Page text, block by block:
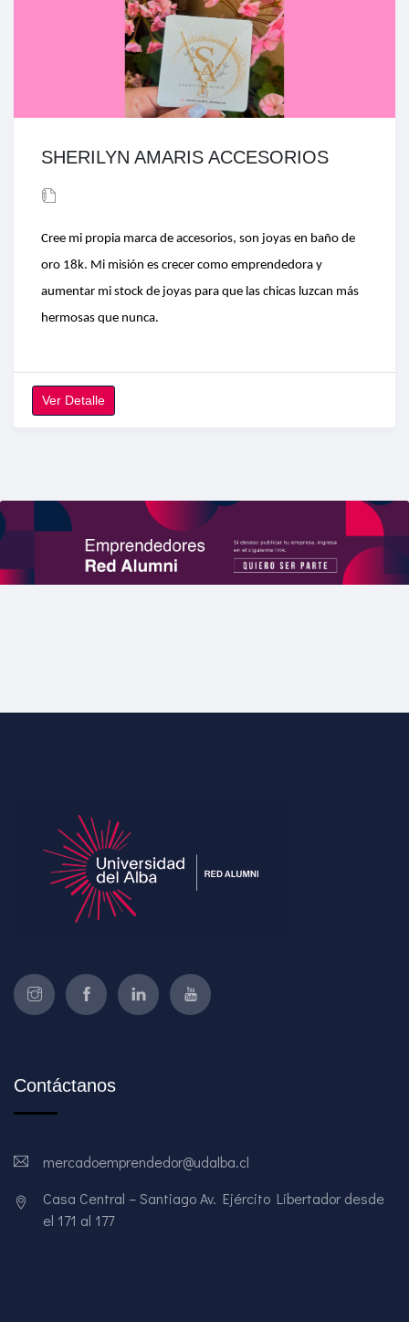
SHERILYN AMARIS ACCESORIOS
Cree mi propia marca de accesorios, son joyas en baño de
oro 18k. Mi misión es crecer como emprendedora y
aumentar mi stock de joyas para que las chicas luzcan más
hermosas que nunca.
Ver Detalle
Contáctanos
mercadoemprendedor@udalba.cl
Casa Central – Santiago Av. Ejército Libertador desde
el 171 al 177